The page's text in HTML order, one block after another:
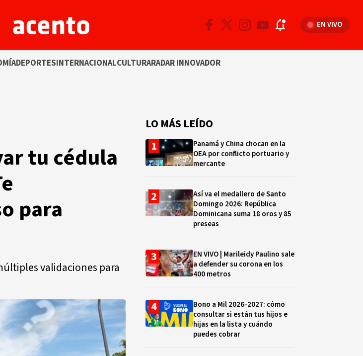
EN VIVO
DEPORTESINTERNACIONALCULTURARADAR INNOVADOR
tu cédula
para
validaciones para
LO MÁS LEÍDO
Panamá y China chocan en la
OEA por conflicto portuario y
mercante
Así va el medallero de Santo
Domingo 2026: República
Dominicana suma 18 oros y 85
preseas
EN VIVO | Marileidy Paulino sale
a defender su corona en los
400 metros
Bono a Mil 2026-2027: cómo
consultar si están tus hijos e
hijas en la lista y cuándo
puedes cobrar